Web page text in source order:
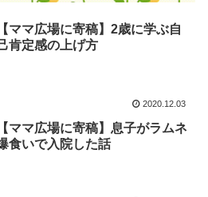
【ママ広場に寄稿】2歳に学ぶ自
肯定感の上げ方
2020.12.03
【ママ広場に寄稿】息子がラムネ
食いで入院した話